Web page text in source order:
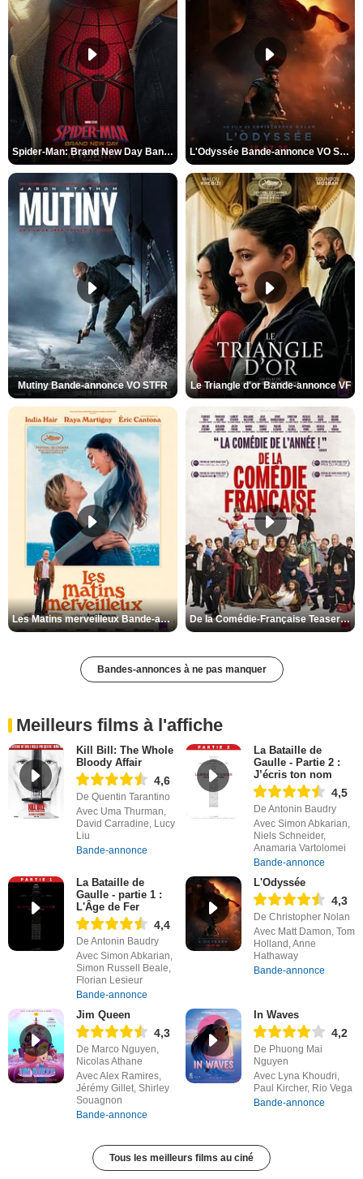
Spider-Man: Brand New Day Bande-annonce VO STFR L'Odyssée Bande-annonce VO STFR
Mutiny Bande-annonce VO STFR Le Triangle d'or Bande-annonce VF
Les Matins merveilleux Bande-annonce VF De la Comédie-Française Teaser VF
Bandes-annonces à ne pas manquer
Meilleurs films à l'affiche
Kill Bill: The Whole
Bloody Affair
4,6
De Quentin Tarantino
Avec Uma Thurman,
David Carradine, Lucy
Liu
Bande-annonce
La Bataille de
Gaulle - Partie 2 :
J’écris ton nom
4,5
De Antonin Baudry
Avec Simon Abkarian,
Niels Schneider,
Anamaria Vartolomei
Bande-annonce
La Bataille de
Gaulle - partie 1 :
L'Âge de Fer
4,4
De Antonin Baudry
Avec Simon Abkarian,
Simon Russell Beale,
Florian Lesieur
Bande-annonce
L'Odyssée
4,3
De Christopher Nolan
Avec Matt Damon, Tom
Holland, Anne
Hathaway
Bande-annonce
Jim Queen
4,3
De Marco Nguyen,
Nicolas Athane
Avec Alex Ramires,
Jérémy Gillet, Shirley
Souagnon
Bande-annonce
In Waves
4,2
De Phuong Mai
Nguyen
Avec Lyna Khoudri,
Paul Kircher, Rio Vega
Bande-annonce
Tous les meilleurs films au ciné